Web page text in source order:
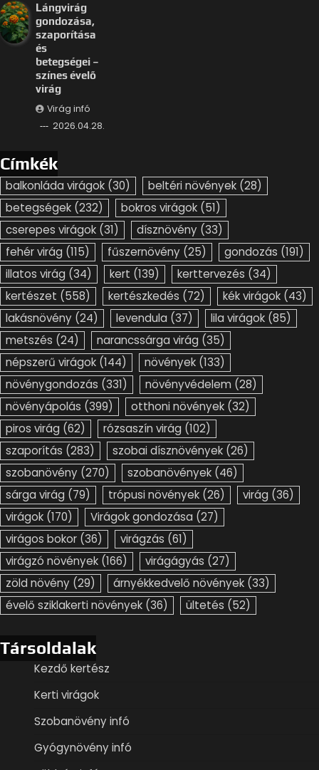
Lángvirág
gondozása,
szaporítása
és
betegségei –
színes évelő
virág
Virág infó
2026.04.28.
Címkék
balkonláda virágok (30) beltéri növények (28)
betegségek (232) bokros virágok (51)
cserepes virágok (31) dísznövény (33)
fehér virág (115) fűszernövény (25) gondozás (191)
illatos virág (34) kert (139) kerttervezés (34)
kertészet (558) kertészkedés (72) kék virágok (43)
lakásnövény (24) levendula (37) lila virágok (85)
metszés (24) narancssárga virág (35)
népszerű virágok (144) növények (133)
növénygondozás (331) növényvédelem (28)
növényápolás (399) otthoni növények (32)
piros virág (62) rózsaszín virág (102)
szaporítás (283) szobai dísznövények (26)
szobanövény (270) szobanövények (46)
sárga virág (79) trópusi növények (26) virág (36)
virágok (170) Virágok gondozása (27)
virágos bokor (36) virágzás (61)
virágzó növények (166) virágágyás (27)
zöld növény (29) árnyékkedvelő növények (33)
évelő sziklakerti növények (36) ültetés (52)
Társoldalak
Kezdő kertész
Kerti virágok
Szobanövény infó
Gyógynövény infó